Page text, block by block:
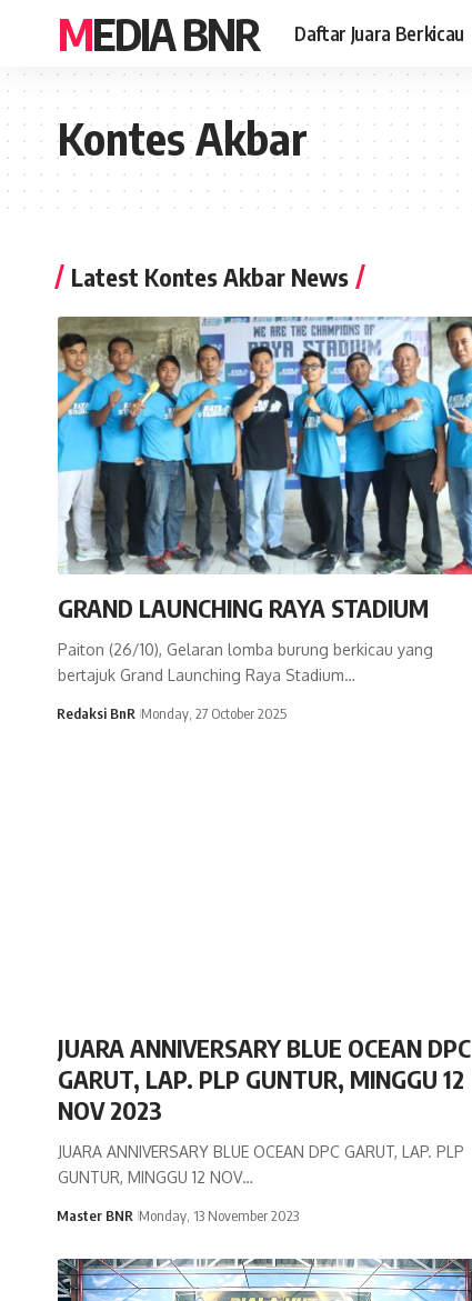
MEDIA BNR Daftar Juara Berkicau
Kontes Akbar
Latest Kontes Akbar News
GRAND LAUNCHING RAYA STADIUM
Paiton (26/10), Gelaran lomba burung berkicau yang
bertajuk Grand Launching Raya Stadium…
Redaksi BnR Monday, 27 October 2025
JUARA ANNIVERSARY BLUE OCEAN DPC
GARUT, LAP. PLP GUNTUR, MINGGU 12
NOV 2023
JUARA ANNIVERSARY BLUE OCEAN DPC GARUT, LAP. PLP
GUNTUR, MINGGU 12 NOV…
Master BNR Monday, 13 November 2023